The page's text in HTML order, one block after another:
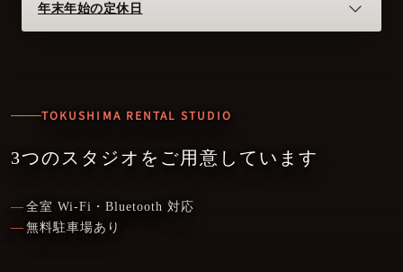
年末年始の定休日
2024.03.07
マイクレンタル開始
TOKUSHIMA RENTAL STUDIO
3つのスタジオをご用意しています
全室 Wi-Fi・Bluetooth 対応
無料駐車場あり